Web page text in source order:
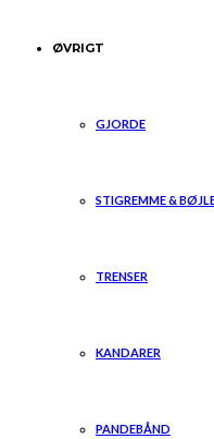
ØVRIGT
GJORDE
STIGREMME &
TRENSER
KANDARER
PANDEBÅND